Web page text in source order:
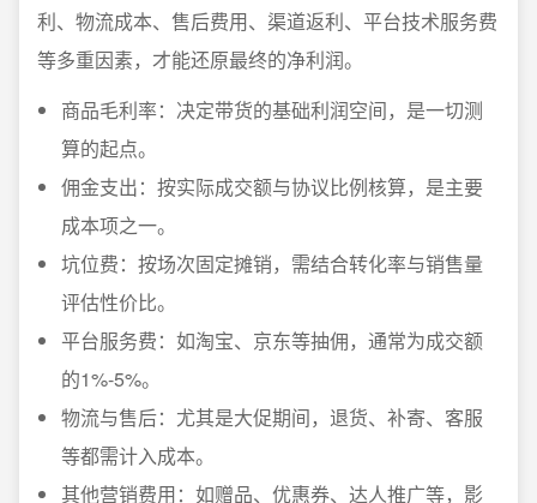
利、物流成本、售后费用、渠道返利、平台技术服务费
等多重因素，才能还原最终的净利润。
商品毛利率：决定带货的基础利润空间，是一切测
算的起点。
佣金支出：按实际成交额与协议比例核算，是主要
成本项之一。
坑位费：按场次固定摊销，需结合转化率与销售量
评估性价比。
平台服务费：如淘宝、京东等抽佣，通常为成交额
的1%-5%。
物流与售后：尤其是大促期间，退货、补寄、客服
等都需计入成本。
其他营销费用：如赠品、优惠券、达人推广等，影